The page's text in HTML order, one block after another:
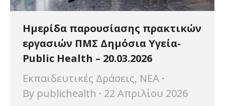
Ημερίδα παρουσίασης πρακτικών
εργασιών ΠΜΣ Δημόσια Υγεία-
Public Health – 20.03.2026
Εκπαιδευτικές Δράσεις, ΝΕΑ
By publichealth 22 Απριλίου 2026